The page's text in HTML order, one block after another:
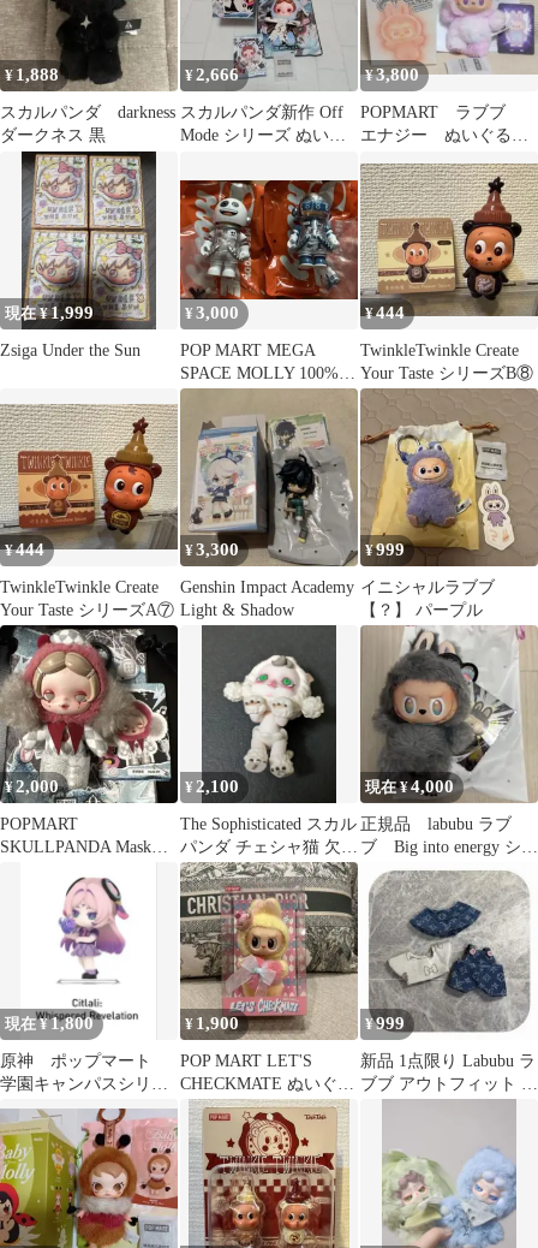
¥ 1,888
スカルパンダ darkness
ダークネス 黒
¥2,666
スカルパンダ新作 Off
Mode シリーズ ぬいぐ
¥3,800
POPMART ラブブ
エナジー ぬいぐるみ
ープル
現在 ¥1,999
Zsiga Under the Sun
¥3,000
POP MART MEGA
SPACE MOLLY 100%
emoji 2体
¥444
TwinkleTwinkle Create
Your Taste シリーズB⑧
¥444
TwinkleTwinkle Create
Your Taste シリーズA⑦
¥3,300
Genshin Impact Academy
Light & Shadow
¥999
イニシャルラブブ
【？】 パープル
¥2,000
POPMART
SKULLPANDA Mask
¥ 2,100
The Sophisticated スカル
パンダ チェシャ猫 欠品
あり 自立不可
現在 ¥4,000
正規品 labubu ラブ
ブ Big into energy シー
クレット
現在 ¥ 1,800
原神 ポップマート
学園キャンパスシリー
ズ フィギュア シト
ラリ
¥ 1,900
POP MART LET'S
CHECKMATE ぬいぐる
み
¥ 999
新品 1点限り Labubu ラ
ブブ アウトフィット 3